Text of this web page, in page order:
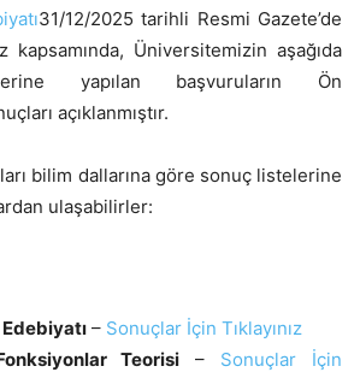
31/12/2025 tarihli Resmi Gazete’de
kapsamında, Üniversitemizin aşağıda
yapılan başvuruların Ön
açıklanmıştır.
bilim dallarına göre sonuç listelerine
ulaşabilirler:
– Sonuçlar İçin Tıklayınız
Teorisi – Sonuçlar İçin